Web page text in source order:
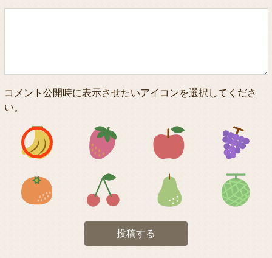
コメント公開時に表示させたいアイコンを選択してくださ
い。
アイコン1 アイコン2 アイコン3
アイコン5 アイコン6 アイコン7
投稿する